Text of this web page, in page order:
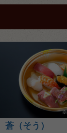
蒼（そう）